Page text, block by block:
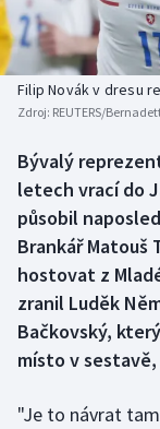
Basketbal
Biatlon
Box
Curling
Dostihy
Florbal
Futsal
Historické
Aplikace ČT
Filip Novák v dresu
Zdroj: REUTERS/
Bývalý
letech vrací do
působil
Brankář Matouš
hostovat z
zranil Luděk
Bačkovský,
místo v
"Je to návrat